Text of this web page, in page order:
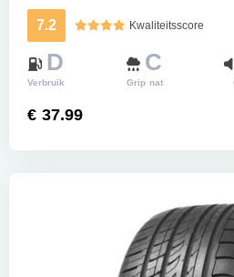
7.2 Kwaliteitsscore
D
Verbruik
C
Grip nat
€ 37.99